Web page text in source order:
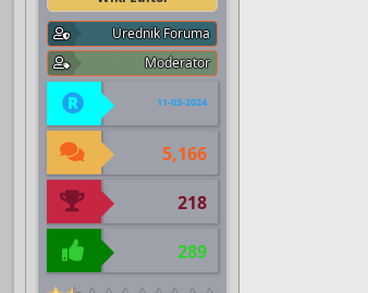
Urednik Foruma
Moderator
11-03-2024
5,166
218
289